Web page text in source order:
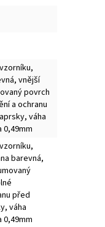
vnější
povrch
a ochranu
váha
barevná,
před
váha